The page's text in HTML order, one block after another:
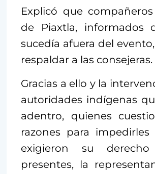
Explicó que
de Piaxtla, informados
sucedía afuera del
respaldar a las consejeras.
Gracias a ello y la
autoridades indígenas
adentro, quienes
razones para
exigieron su
presentes, la